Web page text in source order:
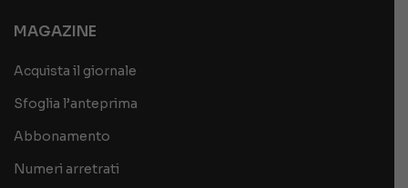
MAGAZINE
Acquista il giornale
Sfoglia l’anteprima
Abbonamento
Numeri arretrati